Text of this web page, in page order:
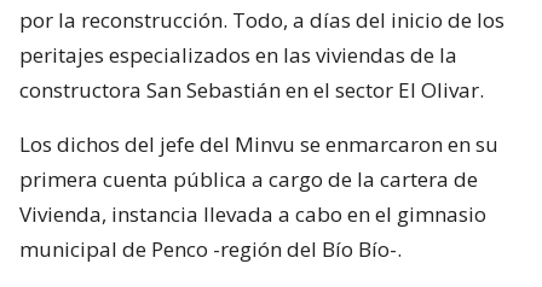
por la reconstrucción. Todo, a días del inicio de los
peritajes especializados en las viviendas de la
constructora San Sebastián en el sector El Olivar.
Los dichos del jefe del Minvu se enmarcaron en su
primera cuenta pública a cargo de la cartera de
Vivienda, instancia llevada a cabo en el gimnasio
municipal de Penco -región del Bío Bío-.